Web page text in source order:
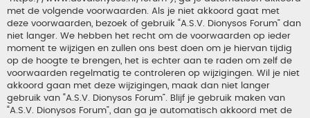
met de volgende voorwaarden. Als je niet akkoord gaat met
deze voorwaarden, bezoek of gebruik “A.S.V. Dionysos Forum” dan
niet langer. We hebben het recht om de voorwaarden op ieder
moment te wijzigen en zullen ons best doen om je hiervan tijdig
op de hoogte te brengen, het is echter aan te raden om zelf de
voorwaarden regelmatig te controleren op wijzigingen. Wil je niet
akkoord gaan met deze wijzigingen, maak dan niet langer
gebruik van “A.S.V. Dionysos Forum”. Blijf je gebruik maken van
“A.S.V. Dionysos Forum”, dan ga je automatisch akkoord met de